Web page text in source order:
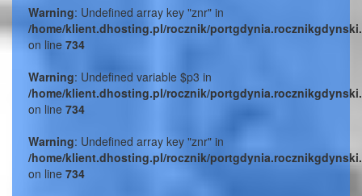
Warning: Undefined array key "znr" in
/home/klient.dhosting.pl/rocznik/
on line 734
Warning: Undefined variable $p3 in
/home/klient.dhosting.pl/rocznik/
on line 734
Warning: Undefined array key "znr" in
/home/klient.dhosting.pl/rocznik/
on line 734